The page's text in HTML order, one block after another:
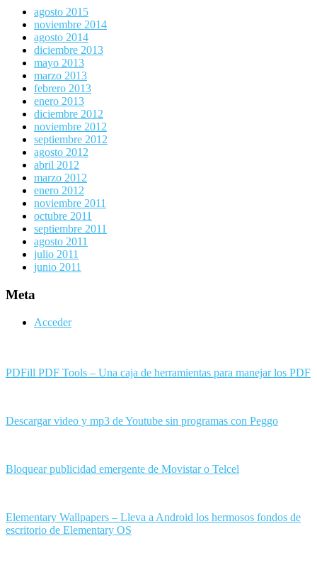
agosto 2015
noviembre 2014
agosto 2014
diciembre 2013
mayo 2013
marzo 2013
febrero 2013
enero 2013
diciembre 2012
noviembre 2012
septiembre 2012
agosto 2012
abril 2012
marzo 2012
enero 2012
noviembre 2011
octubre 2011
septiembre 2011
agosto 2011
julio 2011
junio 2011
Meta
Acceder
PDFill PDF Tools – Una caja de herramientas para manejar los PDF
Descargar video y mp3 de Youtube sin programas con Peggo
Bloquear publicidad emergente de Movistar o Telcel
Elementary Wallpapers – Lleva a Android los hermosos fondos de
escritorio de Elementary OS